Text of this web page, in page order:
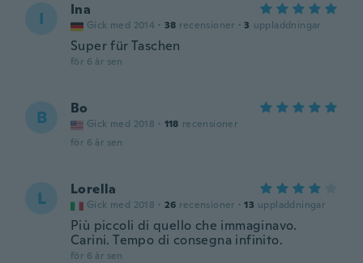
I Ina
Gick med 2014 · 38 recensioner · 3 uppladdningar
Super für Taschen
för 6 år sen
B Bo
Gick med 2018 · 118 recensioner
för 6 år sen
L Lorella
Gick med 2018 · 26 recensioner · 13 uppladdningar
Più piccoli di quello che immaginavo.
Carini. Tempo di consegna infinito.
för 6 år sen